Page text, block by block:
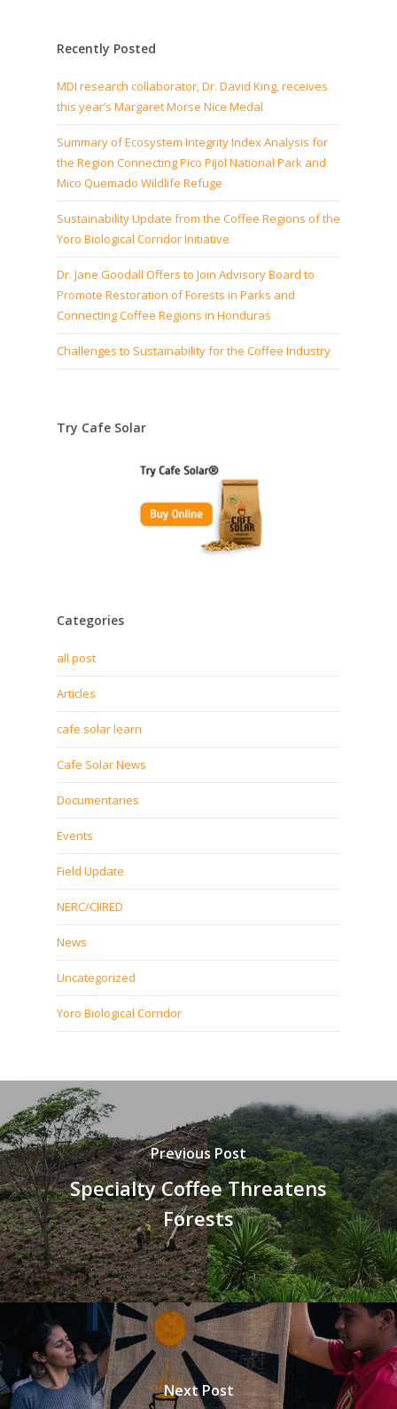
Recently Posted
MDI research collaborator, Dr. David King, receives
this year’s Margaret Morse Nice Medal
Summary of Ecosystem Integrity Index Analysis for
the Region Connecting Pico Pijol National Park and
Mico Quemado Wildlife Refuge
Sustainability Update from the Coffee Regions of the
Yoro Biological Corridor Initiative
Dr. Jane Goodall Offers to Join Advisory Board to
Promote Restoration of Forests in Parks and
Connecting Coffee Regions in Honduras
Challenges to Sustainability for the Coffee Industry
Try Cafe Solar
Categories
all post
Articles
cafe solar learn
Cafe Solar News
Documentaries
Events
Field Update
NERC/CIIRED
News
Uncategorized
Yoro Biological Corridor
Previous Post
Specialty Coffee Threatens
Forests
Next Post